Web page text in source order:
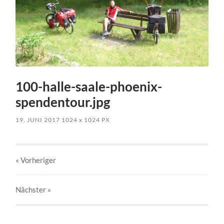
100-halle-saale-phoenix-
spendentour.jpg
19. JUNI 2017 1024x 1024 PX
« Vorheriger
Nächster »